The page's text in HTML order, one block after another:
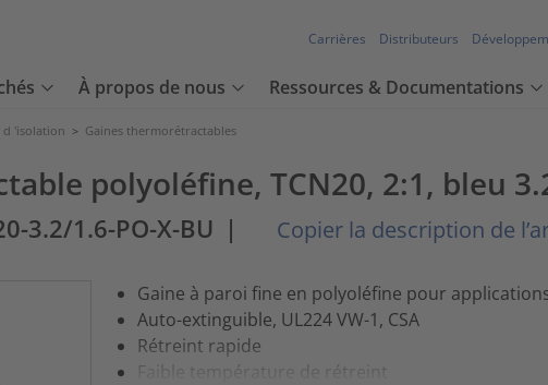
Carrières Distributeurs
À propos de nous Ressources & Documentations
d 'isolation > Gaines thermorétractables
polyoléfine, TCN20, 2:1, bleu
3.2/1.6-PO-X-BU | Copier la description de
Gaine à paroi fine en polyoléfine pour
Auto-extinguible, UL224 VW-1, CSA
Rétreint rapide
Faible température de rétreint